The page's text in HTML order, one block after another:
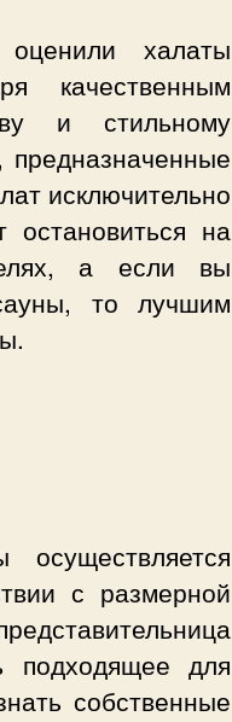
халаты
качественным
и стильному
исключительно
остановиться на
а если вы
то лучшим
с размерной
подходящее для
собственные